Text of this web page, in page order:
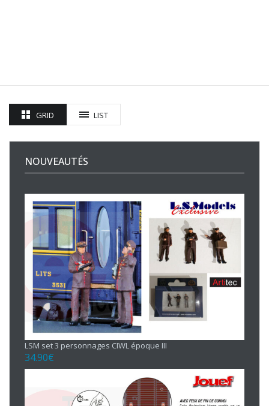
GRID LIST
NOUVEAUTÉS
LSM set 3 personnages CIWL époque III
34.90€